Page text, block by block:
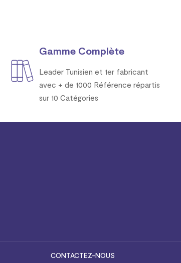
Gamme Complète
Leader Tunisien et 1er fabricant
avec + de 1000 Référence répartis
sur 10 Catégories
CONTACTEZ-NOUS